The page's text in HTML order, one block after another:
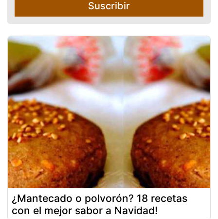
Suscribir
¿Mantecado o polvorón? 18 recetas
con el mejor sabor a Navidad!